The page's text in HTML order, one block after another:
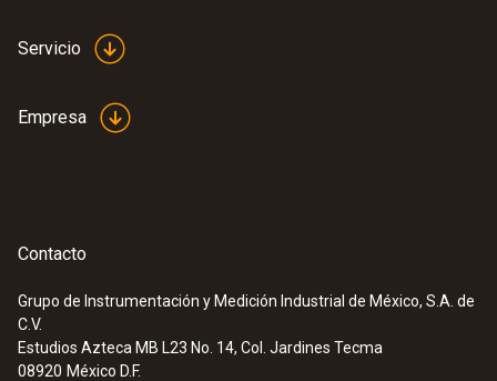
Servicio
Empresa
Contacto
Grupo de Instrumentación y Medición Industrial de México, S.A. de
C.V.
Estudios Azteca MB L23 No. 14, Col. Jardines Tecma
08920 México D.F.